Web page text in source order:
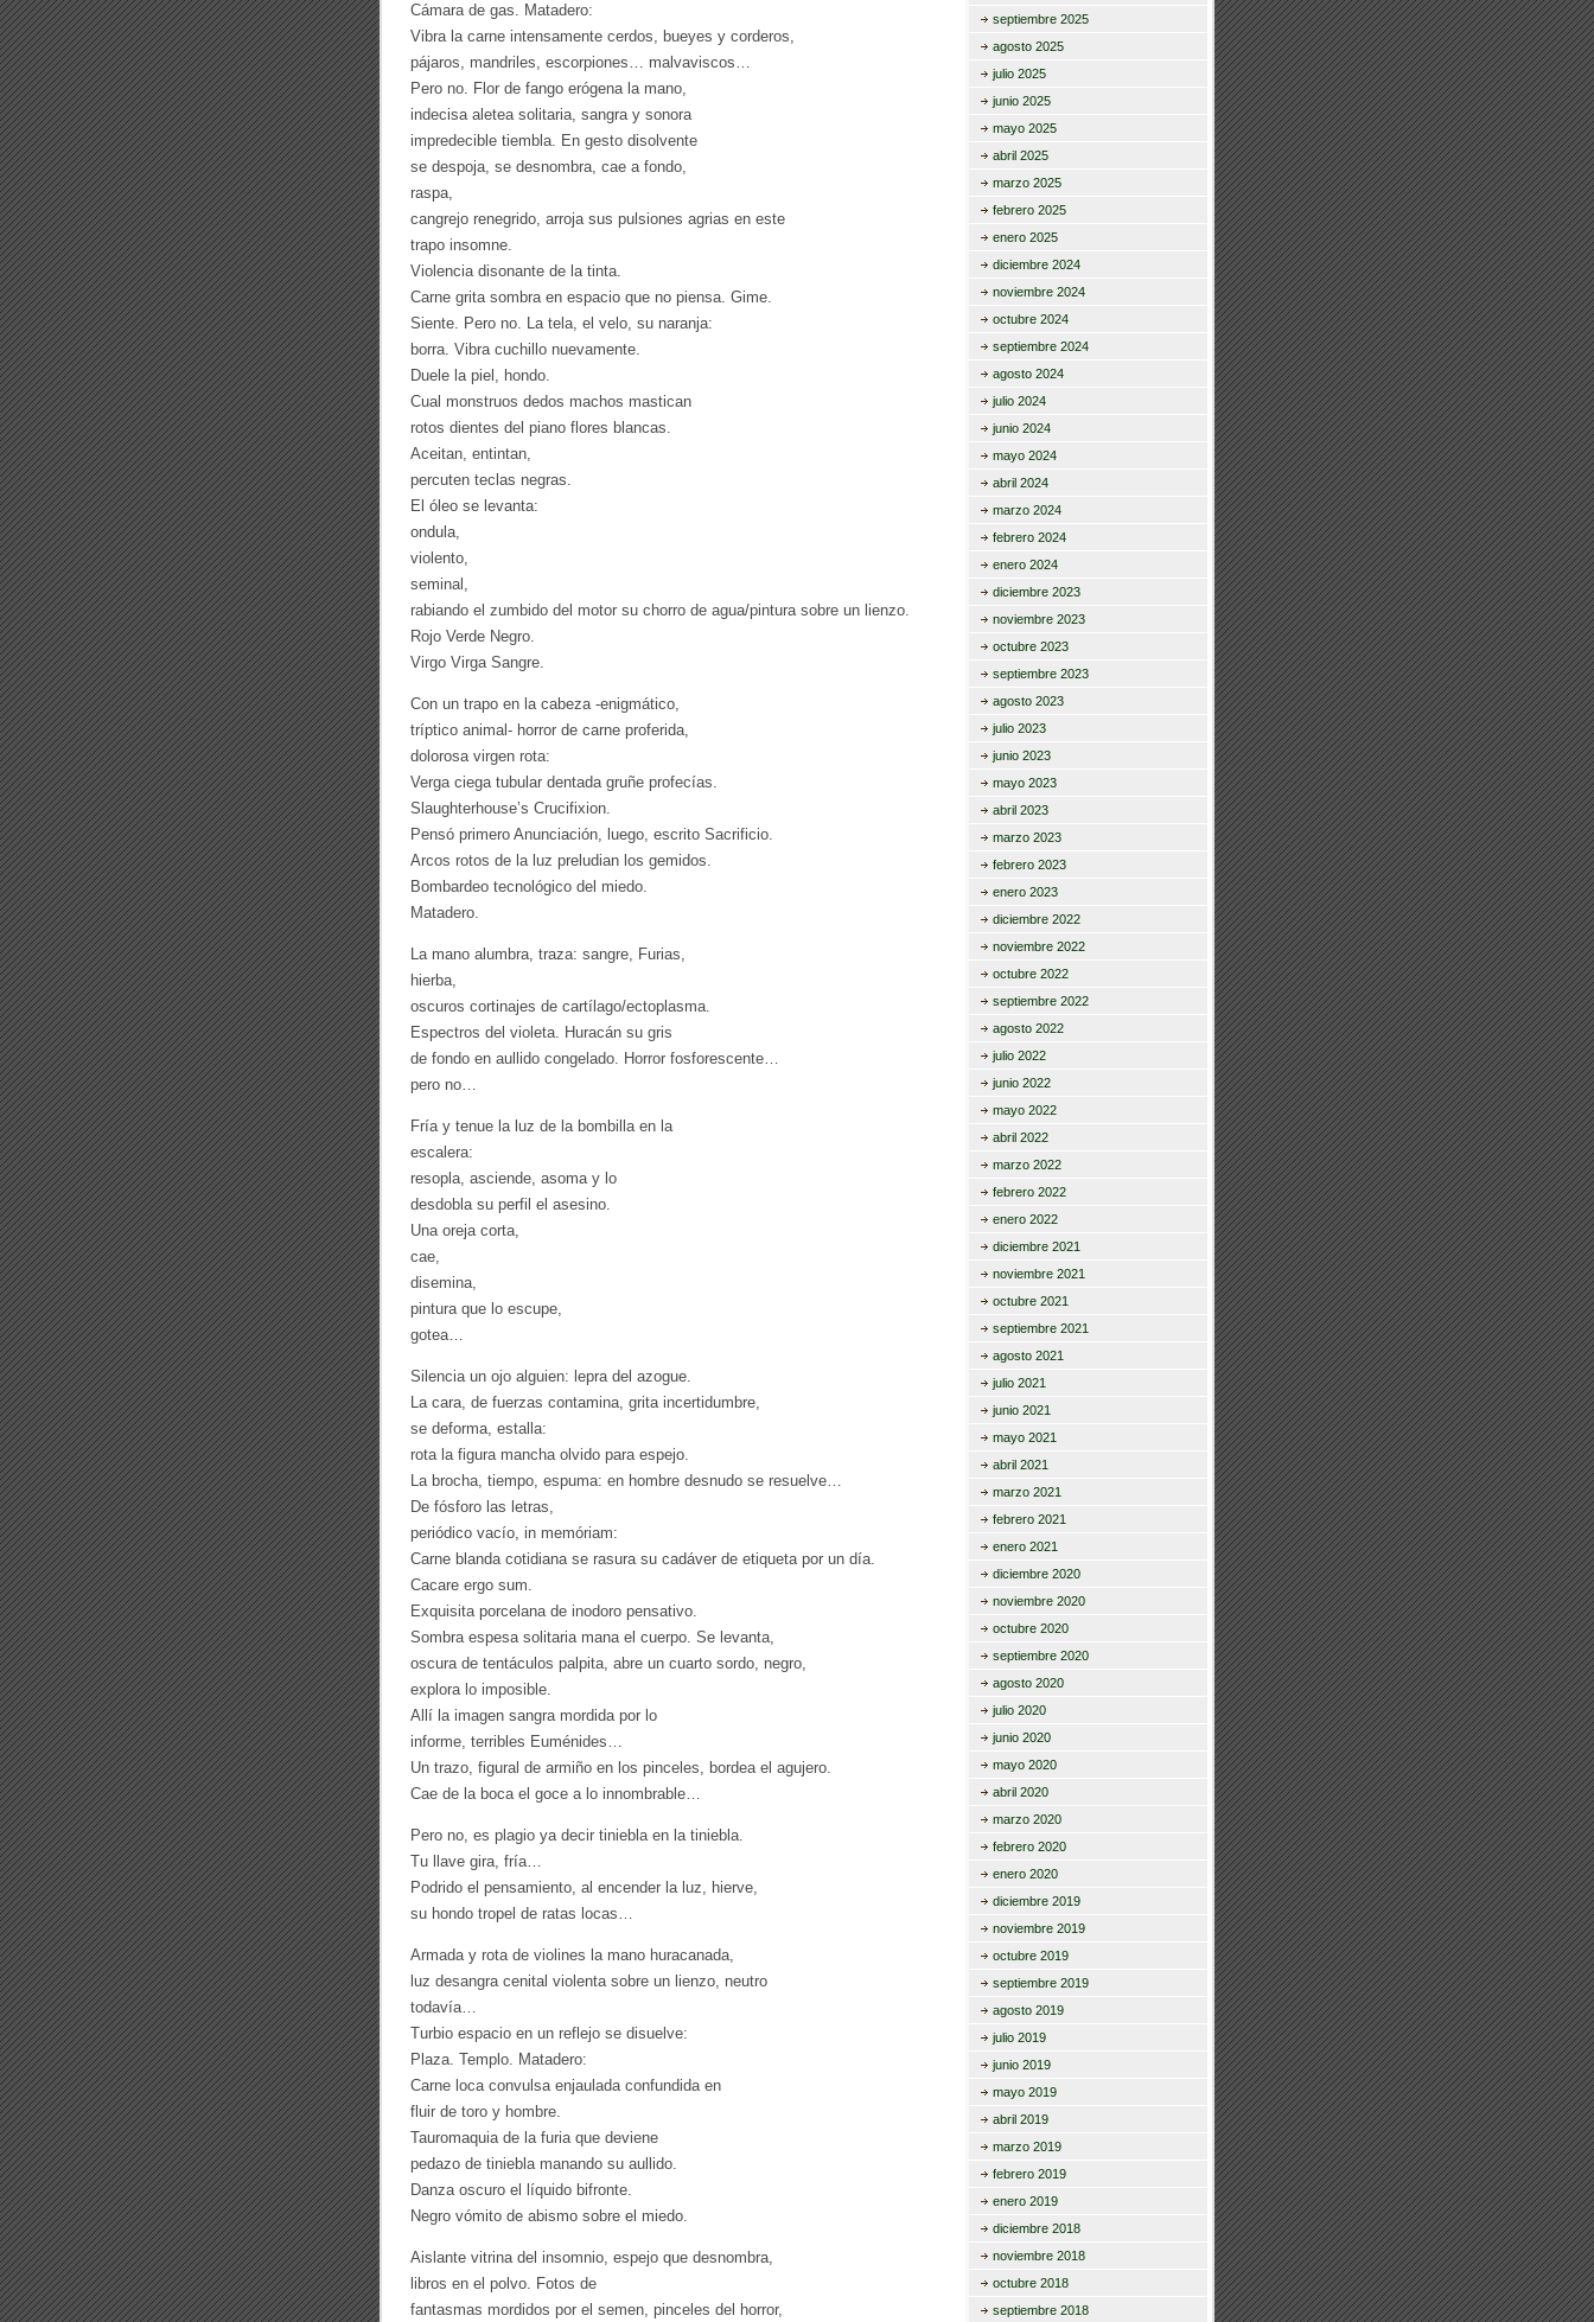
Cámara de gas. Matadero:
Vibra la carne intensamente cerdos, bueyes y corderos,
pájaros, mandriles, escorpiones… malvaviscos…
Pero no. Flor de fango erógena la mano,
indecisa aletea solitaria, sangra y sonora
impredecible tiembla. En gesto disolvente
se despoja, se desnombra, cae a fondo,
raspa,
cangrejo renegrido, arroja sus pulsiones agrias en este
trapo insomne.
Violencia disonante de la tinta.
Carne grita sombra en espacio que no piensa. Gime.
Siente. Pero no. La tela, el velo, su naranja:
borra. Vibra cuchillo nuevamente.
Duele la piel, hondo.
Cual monstruos dedos machos mastican
rotos dientes del piano flores blancas.
Aceitan, entintan,
percuten teclas negras.
El óleo se levanta:
ondula,
violento,
seminal,
rabiando el zumbido del motor su chorro de agua/pintura sobre un lienzo.
Rojo Verde Negro.
Virgo Virga Sangre.
Con un trapo en la cabeza -enigmático,
tríptico animal- horror de carne proferida,
dolorosa virgen rota:
Verga ciega tubular dentada gruñe profecías.
Slaughterhouse’s Crucifixion.
Pensó primero Anunciación, luego, escrito Sacrificio.
Arcos rotos de la luz preludian los gemidos.
Bombardeo tecnológico del miedo.
Matadero.
La mano alumbra, traza: sangre, Furias,
hierba,
oscuros cortinajes de cartílago/ectoplasma.
Espectros del violeta. Huracán su gris
de fondo en aullido congelado. Horror fosforescente…
pero no…
Fría y tenue la luz de la bombilla en la
escalera:
resopla, asciende, asoma y lo
desdobla su perfil el asesino.
Una oreja corta,
cae,
disemina,
pintura que lo escupe,
gotea…
Silencia un ojo alguien: lepra del azogue.
La cara, de fuerzas contamina, grita incertidumbre,
se deforma, estalla:
rota la figura mancha olvido para espejo.
La brocha, tiempo, espuma: en hombre desnudo se resuelve…
De fósforo las letras,
periódico vacío, in memóriam:
Carne blanda cotidiana se rasura su cadáver de etiqueta por un día.
Cacare ergo sum.
Exquisita porcelana de inodoro pensativo.
Sombra espesa solitaria mana el cuerpo. Se levanta,
oscura de tentáculos palpita, abre un cuarto sordo, negro,
explora lo imposible.
Allí la imagen sangra mordida por lo
informe, terribles Euménides…
Un trazo, figural de armiño en los pinceles, bordea el agujero.
Cae de la boca el goce a lo innombrable…
Pero no, es plagio ya decir tiniebla en la tiniebla.
Tu llave gira, fría…
Podrido el pensamiento, al encender la luz, hierve,
su hondo tropel de ratas locas…
Armada y rota de violines la mano huracanada,
luz desangra cenital violenta sobre un lienzo, neutro
todavía…
Turbio espacio en un reflejo se disuelve:
Plaza. Templo. Matadero:
Carne loca convulsa enjaulada confundida en
fluir de toro y hombre.
Tauromaquia de la furia que deviene
pedazo de tiniebla manando su aullido.
Danza oscuro el líquido bifronte.
Negro vómito de abismo sobre el miedo.
Aislante vitrina del insomnio, espejo que desnombra,
libros en el polvo. Fotos de
fantasmas mordidos por el semen, pinceles del horror,
septiembre 2025
agosto 2025
julio 2025
junio 2025
mayo 2025
abril 2025
marzo 2025
febrero 2025
enero 2025
diciembre 2024
noviembre 2024
octubre 2024
septiembre 2024
agosto 2024
julio 2024
junio 2024
mayo 2024
abril 2024
marzo 2024
febrero 2024
enero 2024
diciembre 2023
noviembre 2023
octubre 2023
septiembre 2023
agosto 2023
julio 2023
junio 2023
mayo 2023
abril 2023
marzo 2023
febrero 2023
enero 2023
diciembre 2022
noviembre 2022
octubre 2022
septiembre 2022
agosto 2022
julio 2022
junio 2022
mayo 2022
abril 2022
marzo 2022
febrero 2022
enero 2022
diciembre 2021
noviembre 2021
octubre 2021
septiembre 2021
agosto 2021
julio 2021
junio 2021
mayo 2021
abril 2021
marzo 2021
febrero 2021
enero 2021
diciembre 2020
noviembre 2020
octubre 2020
septiembre 2020
agosto 2020
julio 2020
junio 2020
mayo 2020
abril 2020
marzo 2020
febrero 2020
enero 2020
diciembre 2019
noviembre 2019
octubre 2019
septiembre 2019
agosto 2019
julio 2019
junio 2019
mayo 2019
abril 2019
marzo 2019
febrero 2019
enero 2019
diciembre 2018
noviembre 2018
octubre 2018
septiembre 2018